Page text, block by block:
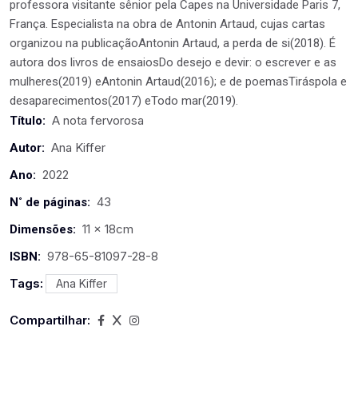
professora visitante sênior pela Capes na Universidade Paris 7,
França. Especialista na obra de Antonin Artaud, cujas cartas
organizou na publicaçãoAntonin Artaud, a perda de si(2018). É
autora dos livros de ensaiosDo desejo e devir: o escrever e as
mulheres(2019) eAntonin Artaud(2016); e de poemasTiráspola e
desaparecimentos(2017) eTodo mar(2019).
Título: A nota fervorosa
Autor: Ana Kiffer
Ano: 2022
N˚ de páginas: 43
Dimensões: 11 x 18cm
ISBN: 978-65-81097-28-8
Tags:
Ana Kiffer
Compartilhar: